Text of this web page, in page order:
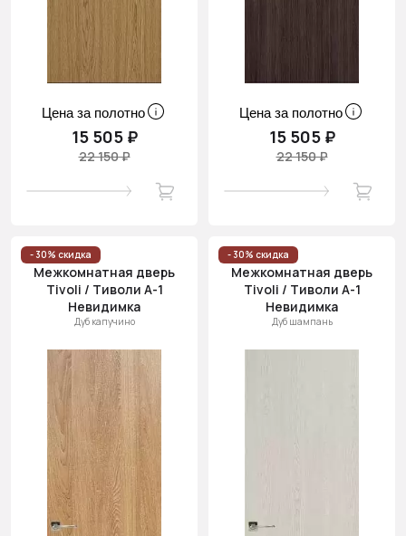
Цена за полотно
15 505 ₽
22 150 ₽
Цена за полотно
15 505 ₽
22 150 ₽
- 30% скидка
Межкомнатная дверь
Tivoli / Тиволи А-1
Невидимка
Дуб капучино
- 30% скидка
Межкомнатная дверь
Tivoli / Тиволи А-1
Невидимка
Дуб шампань